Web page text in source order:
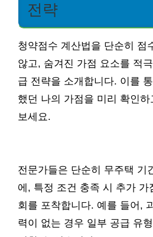
전략
청약점수 계산법을 단순히 점
않고, 숨겨진 가점 요소를 적
급 전략을 소개합니다. 이를
했던 나의 가점을 미리 확인
보세요.
전문가들은 단순히 무주택 기
에, 특정 조건 충족 시 추가 가
회를 포착합니다. 예를 들어,
력이 없는 경우 일부 공급 유